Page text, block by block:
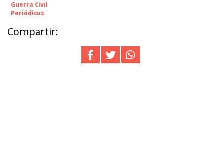
Guerra Civil
Periódicos
Compartir: